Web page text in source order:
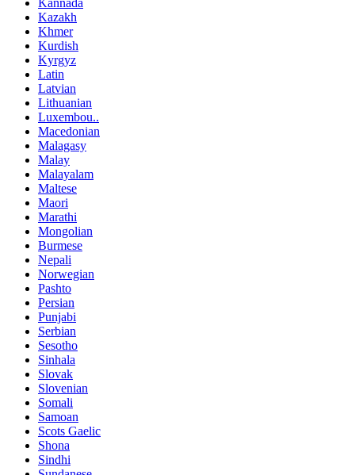
Kannada
Kazakh
Khmer
Kurdish
Kyrgyz
Latin
Latvian
Lithuanian
Luxembou..
Macedonian
Malagasy
Malay
Malayalam
Maltese
Maori
Marathi
Mongolian
Burmese
Nepali
Norwegian
Pashto
Persian
Punjabi
Serbian
Sesotho
Sinhala
Slovak
Slovenian
Somali
Samoan
Scots Gaelic
Shona
Sindhi